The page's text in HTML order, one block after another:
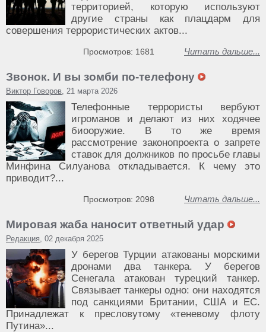
территорией, которую используют
другие страны как плацдарм для
совершения террористических актов...
Читать дальше...
Просмотров: 1681
Звонок. И вы зомби по-телефону
Виктор Говоров, 21 марта 2026
Телефонные террористы вербуют
игроманов и делают из них ходячее
биооружие. В то же время
рассмотрение законопроекта о запрете
ставок для должников по просьбе главы
Минфина Силуанова откладывается. К чему это
приводит?...
Читать дальше...
Просмотров: 2098
Мировая жаба наносит ответный удар
Редакция, 02 декабря 2025
У берегов Турции атакованы морскими
дронами два танкера. У берегов
Сенегала атакован турецкий танкер.
Связывает танкеры одно: они находятся
под санкциями Британии, США и ЕС.
Принадлежат к пресловутому «теневому флоту
Путина»...